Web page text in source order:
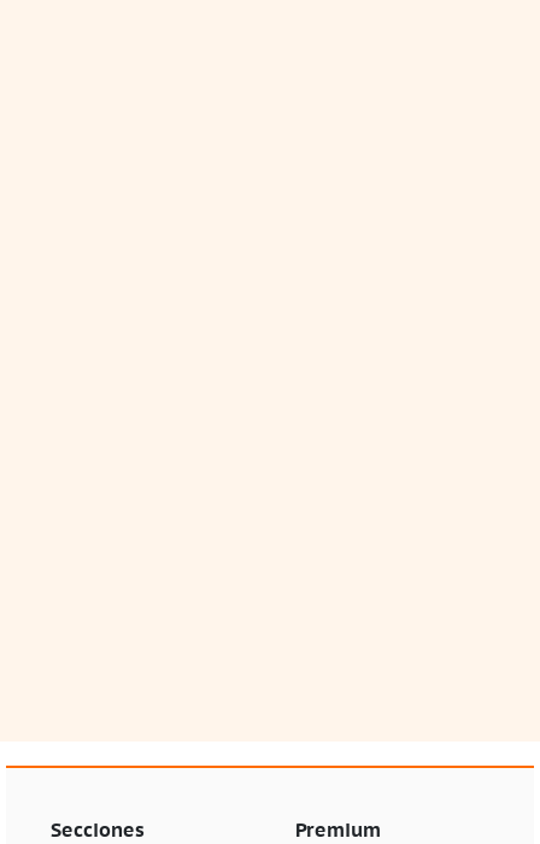
Secciones Premium